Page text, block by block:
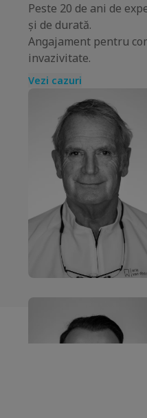
Peste 20 de ani de
și de durată.
Angajament pentru
invazivitate.
Vezi cazuri